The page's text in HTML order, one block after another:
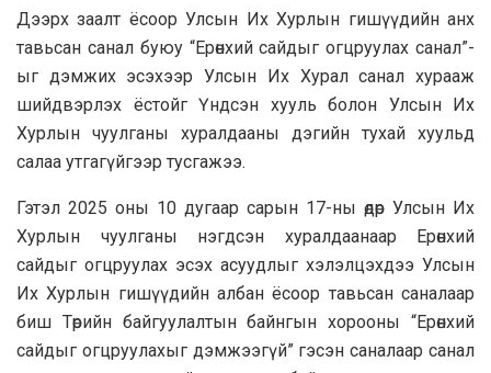
Дээрх заалт ёсоор Улсын Их Хурлын гишүүдийн анх
тавьсан санал буюу “Ерөнхий сайдыг огцруулах санал”-
ыг дэмжих эсэхээр Улсын Их Хурал санал хурааж
шийдвэрлэх ёстойг Үндсэн хууль болон Улсын Их
Хурлын чуулганы хуралдааны дэгийн тухай хуульд
салаа утгагүйгээр тусгажээ.
Гэтэл 2025 оны 10 дугаар сарын 17-ны өдөр Улсын Их
Хурлын чуулганы нэгдсэн хуралдаанаар Ерөнхий
сайдыг огцруулах эсэх асуудлыг хэлэлцэхдээ Улсын
Их Хурлын гишүүдийн албан ёсоор тавьсан саналаар
биш Төрийн байгуулалтын байнгын хорооны “Ерөнхий
сайдыг огцруулахыг дэмжээгүй” гэсэн саналаар санал